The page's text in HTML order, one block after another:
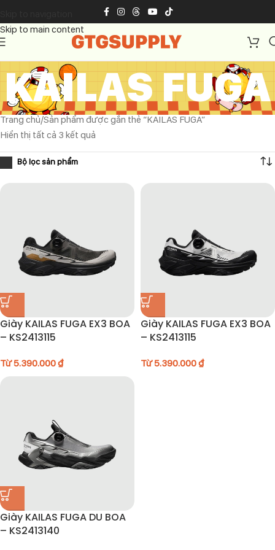
Skip to main content
KAILAS FUGA
Trang chủ Sản phẩm được gắn thẻ “KAILAS FUGA”
Hiển thị tất cả 3 kết quả
Giày KAILAS FUGA EX3 BOA
– KS2413115
Từ5.390.000₫
Giày KAILAS FUGA EX3 BOA
– KS2413115
Từ5.390.000₫
Giày KAILAS FUGA DU BOA
– KS2413140